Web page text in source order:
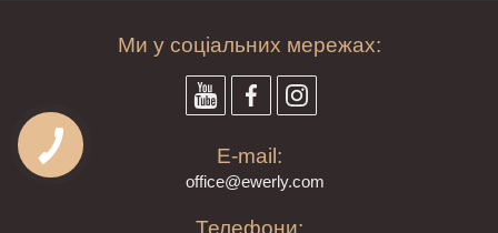
Ми у соціальних мережах:
E-mail:
office@ewerly.com
Телефони: